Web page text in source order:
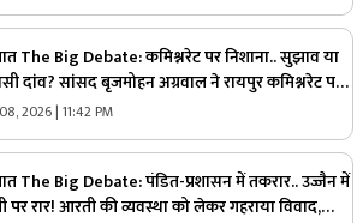
The Big Debate: कमिश्नरेट पर निशाना.. सुझाव या
दांव? सांसद बृजमोहन अग्रवाल ने रायपुर कमिश्नरेट पर
सवाल, क्या वाकई में सिस्टम में सुधार की है जरूरत
2026 | 11:42 PM
The Big Debate: पंडित-प्रशासन में तकरार.. उज्जैन में
पर रार! आरती की व्यवस्था को लेकर गहराया विवाद,